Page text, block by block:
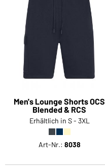
Men's Lounge Shorts OCS
Blended & RCS
Erhältlich in S - 3XL
Art-Nr.: 8038